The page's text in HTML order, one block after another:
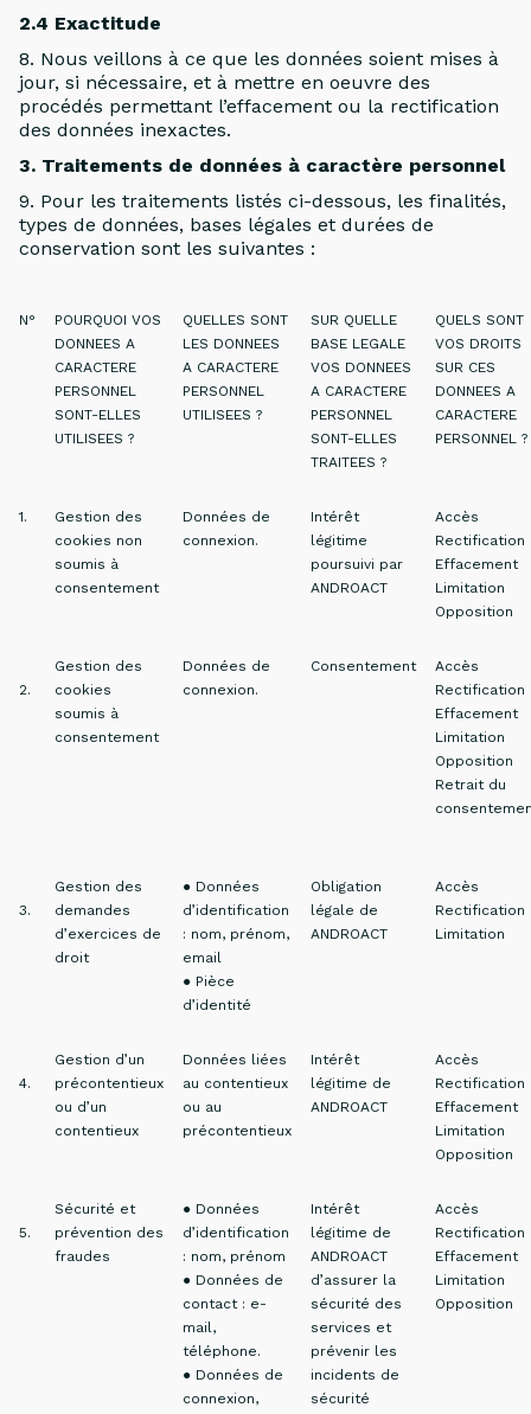
2.4 Exactitude
8. Nous veillons à ce que les données soient mises à
jour, si nécessaire, et à mettre en oeuvre des
procédés permettant l’effacement ou la rectification
des données inexactes.
3. Traitements de données à caractère personnel
9. Pour les traitements listés ci-dessous, les finalités,
types de données, bases légales et durées de
conservation sont les suivantes :
N°
POURQUOI VOS
DONNEES A
CARACTERE
PERSONNEL
SONT-ELLES
UTILISEES ?
QUELLES SONT
LES DONNEES
A CARACTERE
PERSONNEL
UTILISEES ?
SUR QUELLE
BASE LEGALE
VOS DONNEES
A CARACTERE
PERSONNEL
SONT-ELLES
TRAITEES ?
QUELS SONT
VOS DROITS
SUR CES
DONNEES A
CARACTERE
PERSONNEL ?
1.
Gestion des
cookies non
soumis à
consentement
Données de
connexion.
Intérêt
légitime
poursuivi par
ANDROACT
Accès
Rectification
Effacement
Limitation
Opposition
2.
Gestion des
cookies
soumis à
consentement
Données de
connexion.
Consentement
Accès
Rectification
Effacement
Limitation
Opposition
Retrait du
3.
Gestion des
demandes
d’exercices de
droit
● Données
d’identification
: nom, prénom,
email
● Pièce
d’identité
Obligation
légale de
ANDROACT
Accès
Rectification
Limitation
4.
Gestion d’un
précontentieux
ou d’un
contentieux
Données liées
au contentieux
ou au
précontentieux
Intérêt
légitime de
ANDROACT
Accès
Rectification
Effacement
Limitation
Opposition
5.
Sécurité et
prévention des
fraudes
● Données
d’identification
: nom, prénom
● Données de
contact : e-
mail,
téléphone.
● Données de
connexion,
Intérêt
légitime de
ANDROACT
d’assurer la
sécurité des
services et
prévenir les
incidents de
sécurité
Accès
Rectification
Effacement
Limitation
Opposition